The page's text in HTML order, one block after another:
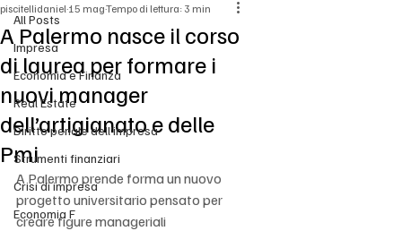
All Posts
Impresa
Economia e Finanza
Real Estate
Diritto penale dell'impresa
Strumenti finanziari
Crisi di impresa
Economia F
A Palermo nasce il corso
di laurea per formare i
nuovi manager
dell’artigianato e delle
Pmi
piscitellidaniel 15 magTempo di lettura: 3 min
A Palermo prende forma un nuovo
progetto universitario pensato per
creare figure manageriali